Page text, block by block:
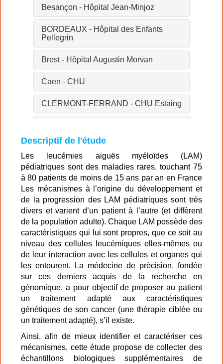
Besançon - Hôpital Jean-Minjoz
BORDEAUX - Hôpital des Enfants
Pellegrin
Brest - Hôpital Augustin Morvan
Caen - CHU
CLERMONT-FERRAND - CHU Estaing
Grenoble - Hôpital Couple Enfant
La Réunion - CHRU
Limoges - Hôpital Mère-Enfant
Lyon - IHOPe
Marseille - Hôpital d’Enfants La Timone
Montpellier - Hôpital Arnaud de
Villeneuve
Nancy - Hôpital d’Enfants
Nantes - Hôpital Mère-Enfant
Nice - Hôpital de l’Archet 2
Paris - Hôpital Robert Debré
Descriptif de l'étude
Les leucémies aiguës myéloïdes (LAM)
pédiatriques sont des maladies rares, touchant 75
à 80 patients de moins de 15 ans par an en France
Les mécanismes à l’origine du développement et
de la progression des LAM pédiatriques sont très
divers et varient d’un patient à l’autre (et diffèrent
de la population adulte). Chaque LAM possède des
caractéristiques qui lui sont propres, que ce soit au
niveau des cellules leucémiques elles-mêmes ou
de leur interaction avec les cellules et organes qui
les entourent. La médecine de précision, fondée
sur ces derniers acquis de la recherche en
génomique, a pour objectif de proposer au patient
un traitement adapté aux caractéristiques
génétiques de son cancer (une thérapie ciblée ou
un traitement adapté), s’il existe.
Ainsi, afin de mieux identifier et caractériser ces
mécanismes, cette étude propose de collecter des
échantillons biologiques supplémentaires de